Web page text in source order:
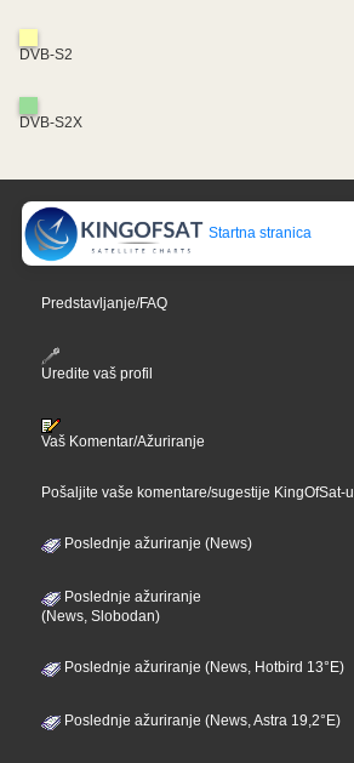
DVB-S2
DVB-S2X
Startna stranica
Predstavljanje/FAQ
Uredite vaš profil
Vaš Komentar/Ažuriranje
Pošaljite vaše komentare/sugestije KingOfSat-u
Poslednje ažuriranje (News)
Poslednje ažuriranje
(News, Slobodan)
Poslednje ažuriranje (News, Hotbird 13°E)
Poslednje ažuriranje (News, Astra 19,2°E)